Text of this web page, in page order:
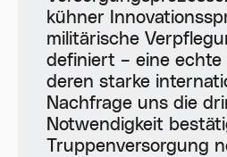
kühner
militärische
definiert – eine echte
deren starke
Nachfrage uns die
Notwendigkeit
Truppenversorgung